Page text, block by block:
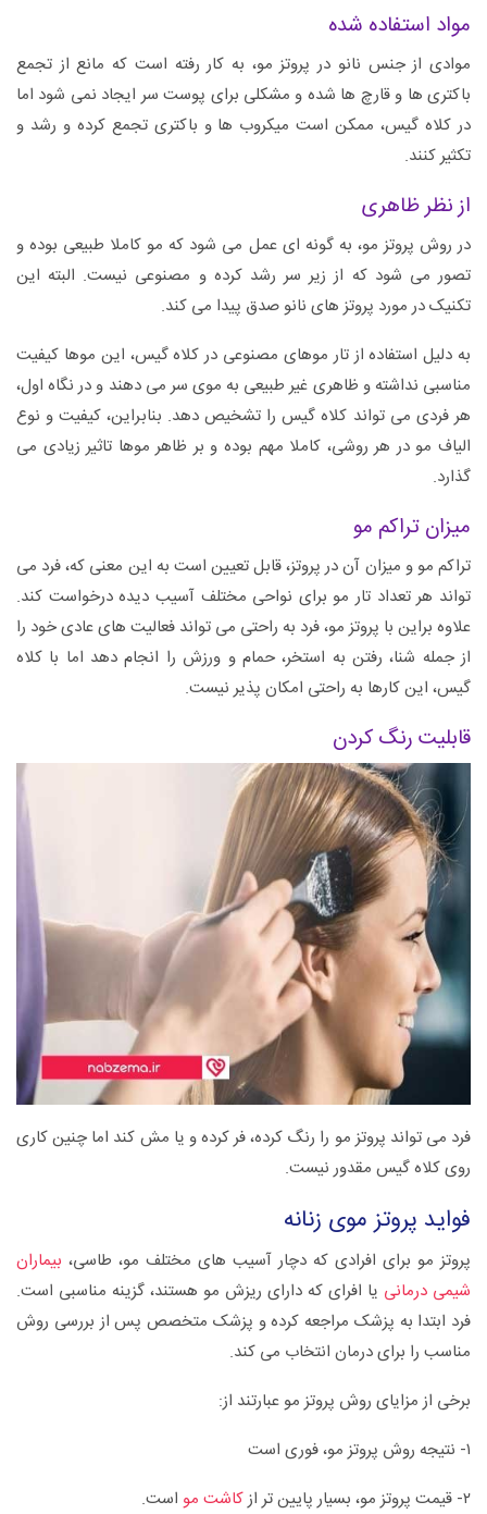
مواد استفاده شده
موادی از جنس نانو در پروتز مو، به کار رفته است که مانع از تجمع
باکتری ها و قارچ ها شده و مشکلی برای پوست سر ایجاد نمی شود اما
در کلاه گیس، ممکن است میکروب ها و باکتری تجمع کرده و رشد و
تکثیر کنند.
از نظر ظاهری
در روش پروتز مو، به گونه ای عمل می شود که مو کاملا طبیعی بوده و
تصور می شود که از زیر سر رشد کرده و مصنوعی نیست. البته این
تکنیک در مورد پروتز های نانو صدق پیدا می کند.
به دلیل استفاده از تار موهای مصنوعی در کلاه گیس، این موها کیفیت
مناسبی نداشته و ظاهری غیر طبیعی به موی سر می دهند و در نگاه اول،
هر فردی می تواند کلاه گیس را تشخیص دهد. بنابراین، کیفیت و نوع
الیاف مو در هر روشی، کاملا مهم بوده و بر ظاهر موها تاثیر زیادی می
گذارد.
میزان تراکم مو
تراکم مو و میزان آن در پروتز، قابل تعیین است به این معنی که، فرد می
تواند هر تعداد تار مو برای نواحی مختلف آسیب دیده درخواست کند.
علاوه براین با پروتز مو، فرد به راحتی می تواند فعالیت های عادی خود را
از جمله شنا، رفتن به استخر، حمام و ورزش را انجام دهد اما با کلاه
گیس، این کارها به راحتی امکان پذیر نیست.
قابلیت رنگ کردن
فرد می تواند پروتز مو را رنگ کرده، فر کرده و یا مش کند اما چنین کاری
روی کلاه گیس مقدور نیست.
فواید پروتز موی زنانه
پروتز مو برای افرادی که دچار آسیب های مختلف مو، طاسی، بیماران
شیمی درمانی یا افرای که دارای ریزش مو هستند، گزینه مناسبی است.
فرد ابتدا به پزشک مراجعه کرده و پزشک متخصص پس از بررسی روش
مناسب را برای درمان انتخاب می کند.
برخی از مزایای روش پروتز مو عبارتند از:
۱- نتیجه روش پروتز مو، فوری است
۲- قیمت پروتز مو، بسیار پایین تر از
کاشت مو است.